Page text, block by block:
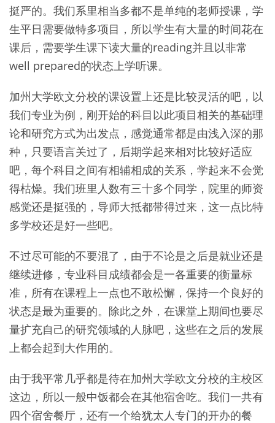
挺严的。我们系里相当多都不是单纯的老师授课，学
生平日需要做特多项目，所以学生有大量的时间花在
课后，需要学生课下读大量的reading并且以非常
well prepared的状态上学听课。
加州大学欧文分校的课设置上还是比较灵活的吧，以
我们专业为例，刚开始的科目以此项目相关的基础理
论和研究方式为出发点，感觉通常都是由浅入深的那
种，只要语言关过了，后期学起来相对比较好适应
吧，每个科目之间有相辅相成的关系，学起来不会觉
得枯燥。我们班里人数有三十多个同学，院里的师资
感觉还是挺强的，导师大抵都带得过来，这一点比特
多学校还是好一些吧。
不过尽可能的不要混了，由于不论是之后是就业还是
继续进修，专业科目成绩都会是一各重要的衡量标
准，所有在课程上一点也不敢松懈，保持一个良好的
状态是最为重要的。除此之外，在课堂上期间也要尽
量扩充自己的研究领域的人脉吧，这些在之后的发展
上都会起到大作用的。
由于我平常几乎都是待在加州大学欧文分校的主校区
这边，所以一般中饭都会在其他宿舍吃。我们一共有
四个宿舍餐厅，还有一个给犹太人专门的开办的餐